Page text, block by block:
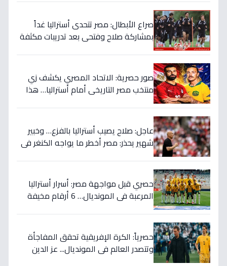
صراع الأبطال: مصر تتحدى أستراليا غداً
بمشاركة صلاح وفتحي بعد تدريبات مكثفة
صور حصرية: الاتحاد المصري يكشف زي
منتخب مصر التاريخي أمام أستراليا… هذا
عاجل: صلاح يصيب أستراليا بالفزع… وخبير
شهير يحذر: مصر أخطر ما يواجه الكنغر في
حصري قبل مواجهة مصر: أسرار أستراليا
المرعبة في المونديال… 6 أرقام مخيفة
حصرياً: الكرة الإفريقية تحقق المفاجأة
وتتصدر العالم في المونديال... عز الدين